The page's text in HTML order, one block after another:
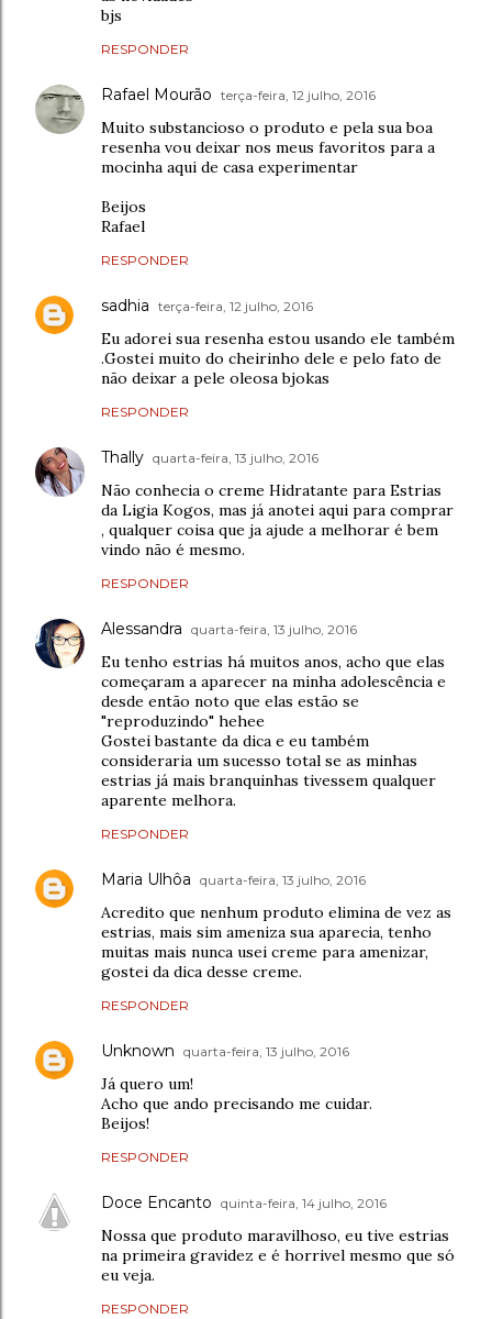
bjs
RESPONDER
Rafael Mourão terça-feira, 12 julho, 2016
Muito substancioso o produto e pela sua boa
resenha vou deixar nos meus favoritos para a
mocinha aqui de casa experimentar
Beijos
Rafael
RESPONDER
sadhia terça-feira, 12 julho, 2016
Eu adorei sua resenha estou usando ele também
.Gostei muito do cheirinho dele e pelo fato de
não deixar a pele oleosa bjokas
RESPONDER
Thally quarta-feira, 13 julho, 2016
Não conhecia o creme Hidratante para Estrias
da Ligia Kogos, mas já anotei aqui para comprar
, qualquer coisa que ja ajude a melhorar é bem
vindo não é mesmo.
RESPONDER
Alessandra quarta-feira, 13 julho, 2016
Eu tenho estrias há muitos anos, acho que elas
começaram a aparecer na minha adolescência e
desde então noto que elas estão se
"reproduzindo" hehee
Gostei bastante da dica e eu também
consideraria um sucesso total se as minhas
estrias já mais branquinhas tivessem qualquer
aparente melhora.
RESPONDER
Maria Ulhôa quarta-feira, 13 julho, 2016
Acredito que nenhum produto elimina de vez as
estrias, mais sim ameniza sua aparecia, tenho
muitas mais nunca usei creme para amenizar,
gostei da dica desse creme.
RESPONDER
Unknown quarta-feira, 13 julho, 2016
Já quero um!
Acho que ando precisando me cuidar.
Beijos!
RESPONDER
Doce Encanto quinta-feira, 14 julho, 2016
Nossa que produto maravilhoso, eu tive estrias
na primeira gravidez e é horrivel mesmo que só
eu veja.
RESPONDER